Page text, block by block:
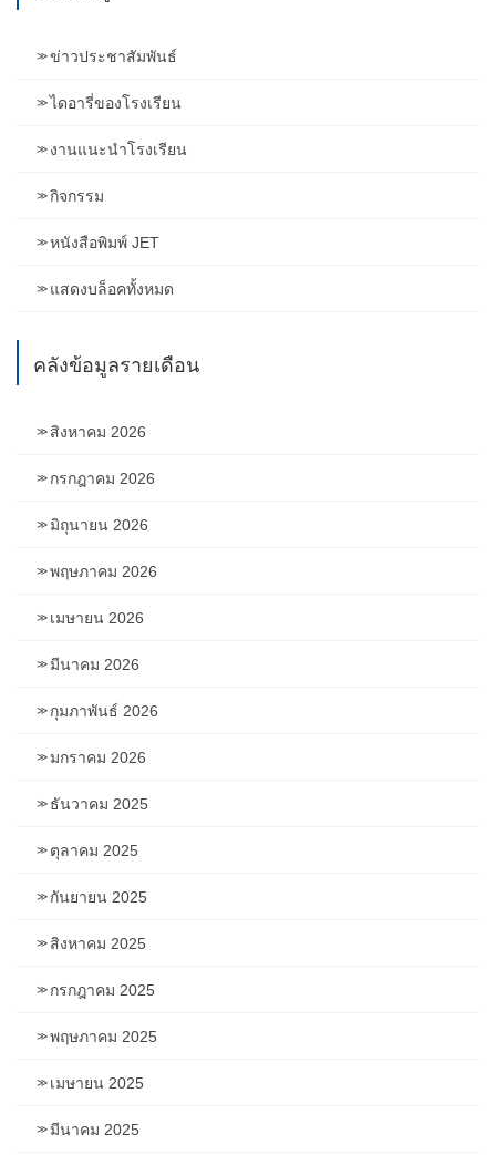
ข่าวประชาสัมพันธ์
ไดอารี่ของโรงเรียน
งานแนะนำโรงเรียน
กิจกรรม
หนังสือพิมพ์ JET
แสดงบล็อคทั้งหมด
คลังข้อมูลรายเดือน
สิงหาคม 2026
กรกฎาคม 2026
มิถุนายน 2026
พฤษภาคม 2026
เมษายน 2026
มีนาคม 2026
กุมภาพันธ์ 2026
มกราคม 2026
ธันวาคม 2025
ตุลาคม 2025
กันยายน 2025
สิงหาคม 2025
กรกฎาคม 2025
พฤษภาคม 2025
เมษายน 2025
มีนาคม 2025